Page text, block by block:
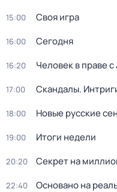
15:00 Своя игра
16:00 Сегодня
16:20 Человек в праве
17:00 Скандалы.
18:00 Новые русские
19:00 Итоги недели
20:20 Секрет на
22:40 Основано на